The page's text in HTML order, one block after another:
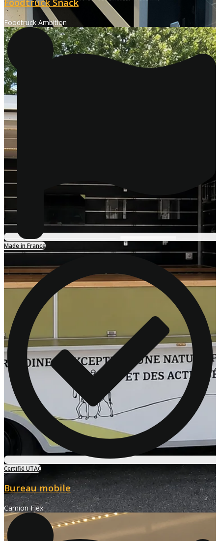
Foodtruck Ambition
Made in France
Certifié UTAC
Bureau mobile
Camion Flex